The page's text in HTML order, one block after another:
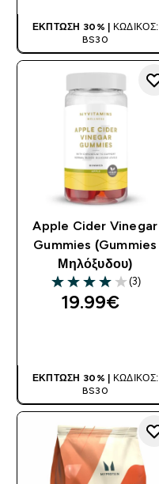
ΈΚΠΤΩΣΗ 30% | ΚΩΔΙΚΌΣ:
BS30
Apple Cider Vinegar
Gummies (Gummies
Μηλόξυδου)
4 out of 5 stars
(3)
19.99€‎
ΈΚΠΤΩΣΗ 30% | ΚΩΔΙΚΌΣ:
BS30